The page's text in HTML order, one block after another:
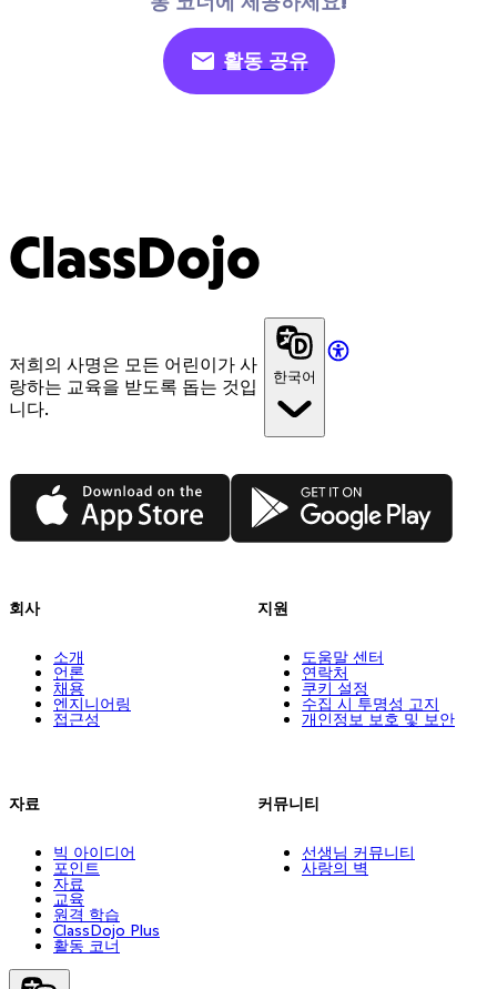
활동 공유
ClassDojo
저희의 사명은 모든 어린이가 사
랑하는 교육을 받도록 돕는 것입
니다.
한국어
App Store Google Play
회사
소개
언론
채용
엔지니어링
접근성
자료
빅 아이디어
포인트
자료
교육
원격 학습
ClassDojo Plus
활동 코너
지원
도움말 센터
연락처
쿠키 설정
수집 시 투명성 고지
개인정보 보호 및 보안
커뮤니티
선생님 커뮤니티
사랑의 벽